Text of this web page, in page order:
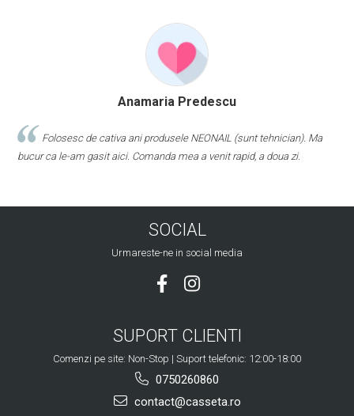
Anamaria Predescu
Folosesc de cativa ani produsele NEONAIL (sunt tehnician). Ma
bucur ca le-am gasit aici. Comanda mea a venit rapid, a doua zi.
SOCIAL
Urmareste-ne in social media
SUPORT CLIENTI
Comenzi pe site: Non-Stop | Suport telefonic: 12:00-18:00
0750260860
contact@casseta.ro